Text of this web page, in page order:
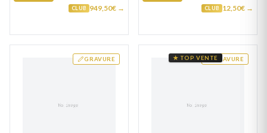
CLUB 949,50€ → CLUB 12,50€ →
GRAVURE GRAVURE
★ TOP VENTE